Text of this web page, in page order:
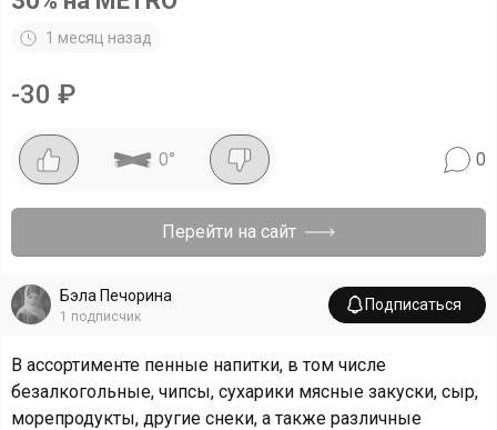
1 месяц назад
-30 ₽
0° 0
Перейти на сайт
Бэла Печорина
1 подписчик
Подписаться
В ассортименте пенные напитки, в том числе
безалкогольные, чипсы, сухарики мясные закуски, сыр,
морепродукты, другие снеки, а также различные